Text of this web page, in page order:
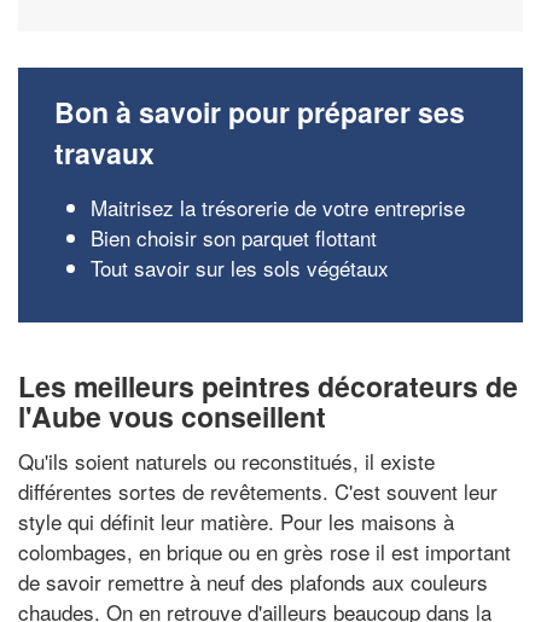
Bon à savoir pour préparer ses
travaux
Maitrisez la trésorerie de votre entreprise
Bien choisir son parquet flottant
Tout savoir sur les sols végétaux
Les meilleurs peintres décorateurs de
l'Aube vous conseillent
Qu'ils soient naturels ou reconstitués, il existe
différentes sortes de revêtements. C'est souvent leur
style qui définit leur matière. Pour les maisons à
colombages, en brique ou en grès rose il est important
de savoir remettre à neuf des plafonds aux couleurs
chaudes. On en retrouve d'ailleurs beaucoup dans la